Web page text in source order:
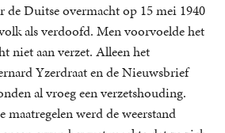
de Duitse overmacht op 15 mei 1940
als verdoofd. Men voorvoelde het
niet aan verzet. Alleen het
Yzerdraat en de Nieuwsbrief
al vroeg een verzetshouding.
maatregelen werd de weerstand